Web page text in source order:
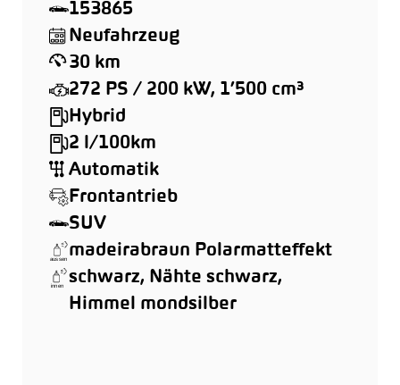
153865
Neufahrzeug
30 km
272 PS / 200 kW, 1’500 cm³
Hybrid
2 l/100km
Automatik
Frontantrieb
SUV
madeirabraun Polarmatteffekt
schwarz, Nähte schwarz,
Himmel mondsilber